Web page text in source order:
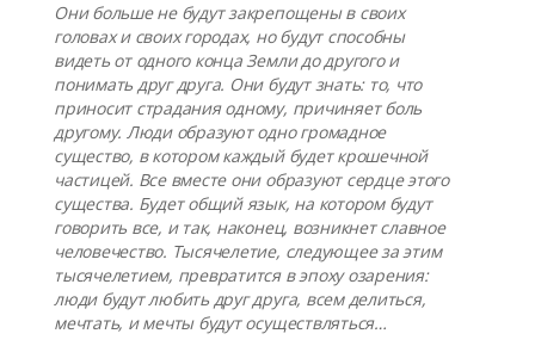
Они больше не будут закрепощены в своих
головах и своих городах, но будут способны
видеть от одного конца Земли до другого и
понимать друг друга. Они будут знать: то, что
приносит страдания одному, причиняет боль
другому. Люди образуют одно громадное
существо, в котором каждый будет крошечной
частицей. Все вместе они образуют сердце этого
существа. Будет общий язык, на котором будут
говорить все, и так, наконец, возникнет славное
человечество. Тысячелетие, следующее за этим
тысячелетием, превратится в эпоху озарения:
люди будут любить друг друга, всем делиться,
мечтать, и мечты будут осуществляться…